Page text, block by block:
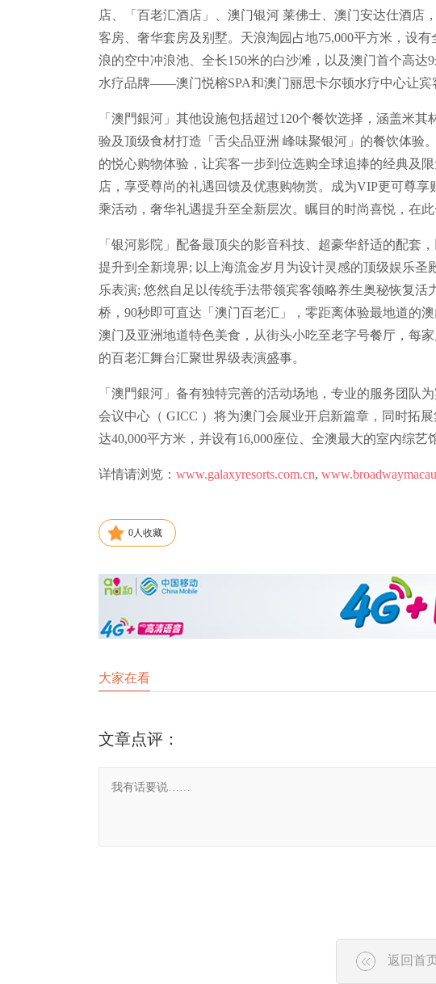
店、「百老汇酒店」、澳门银河 莱佛士、澳门安达仕酒店
客房、奢华套房及别墅。天浪淘园占地75,000平方米，设
浪的空中冲浪池、全长150米的白沙滩，以及澳门首个高
水疗品牌——澳门悦榕SPA和澳门丽思卡尔顿水疗中心让宾
「澳門銀河」其他设施包括超过120个餐饮选择，涵盖米
验及顶级食材打造「舌尖品亚洲 峰味聚银河」的餐饮体验
的悦心购物体验，让宾客一步到位选购全球追捧的经典及
店，享受尊尚的礼遇回馈及优惠购物赏。成为VIP更可尊
乘活动，奢华礼遇提升至全新层次。瞩目的时尚喜悦，在
「银河影院」配备最顶尖的影音科技、超豪华舒适的配套
提升到全新境界; 以上海流金岁月为设计灵感的顶级娱乐
乐表演; 悠然自足以传统手法带领宾客领略养生奥秘恢复
桥，90秒即可直达「澳门百老汇」，零距离体验最地道的
澳门及亚洲地道特色美食，从街头小吃至老字号餐厅，每
的百老汇舞台汇聚世界级表演盛事。
「澳門銀河」备有独特完善的活动场地，专业的服务团队
会议中心（ GICC ）将为澳门会展业开启新篇章，同时拓
达40,000平方米，并设有16,000座位、全澳最大的室内综
详情请浏览： www.galaxyresorts.com.cn,
0人收藏
大家在看
文章点评：
返回首